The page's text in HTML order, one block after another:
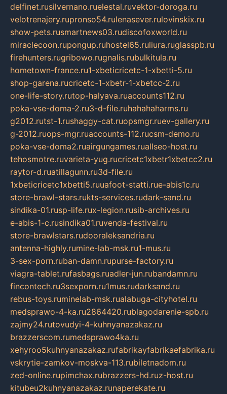
delfinet.rusilvernano.ruelestal.ruvektor-doroga.ru
velotrenajery.rupronso54.rulenasever.rulovinskix.ru
show-pets.rusmartnews03.rudiscofoxworld.ru
miraclecoon.rupongup.ruhostel65.ruliura.ruglasspb.ru
firehunters.rugribowo.rugnalis.rubulkitula.ru
hometown-france.ru1-xbeticricetc-1-xbetti-5.ru
shop-garena.rucricetc-1-xbetr-1-xbetcc-2.ru
one-life-story.rutop-halyava.ruaccounts112.ru
poka-vse-doma-2.ru3-d-file.ruhahahaharms.ru
g2012.rutst-1.rushaggy-cat.ruopsmgr.ruev-gallery.ru
g-2012.ruops-mgr.ruaccounts-112.rucsm-demo.ru
poka-vse-doma2.ruairgungames.ruallseo-host.ru
tehosmotre.ruvarieta-yug.rucricetc1xbetr1xbetcc2.ru
raytor-d.ruatillagunn.ru3d-file.ru
1xbeticricetc1xbetti5.ruuafoot-statti.rue-abis1c.ru
store-brawl-stars.rukts-services.rudark-sand.ru
sindika-01.rusp-life.rux-legion.rusib-archives.ru
e-abis-1-c.rusindika01.ruvenda-festival.ru
store-brawlstars.rudooraleksandria.ru
antenna-highly.rumine-lab-msk.ru1-mus.ru
3-sex-porn.ruban-damn.rupurse-factory.ru
viagra-tablet.rufasbags.ruadler-jun.rubandamn.ru
fincontech.ru3sexporn.ru1mus.rudarksand.ru
rebus-toys.ruminelab-msk.rualabuga-cityhotel.ru
medsprawo-4-ka.ru2864420.rublagodarenie-spb.ru
zajmy24.rutovudyi-4-kuhnyanazakaz.ru
brazzerscom.rumedsprawo4ka.ru
xehyroo5kuhnyanazakaz.rufabrikayfabrikaefabrika.ru
vskrytie-zamkov-moskva-113.rubiletnadom.ru
zed-online.rupimchax.rubrazzers-hd.ruz-host.ru
kitubeu2kuhnyanazakaz.runaperekate.ru